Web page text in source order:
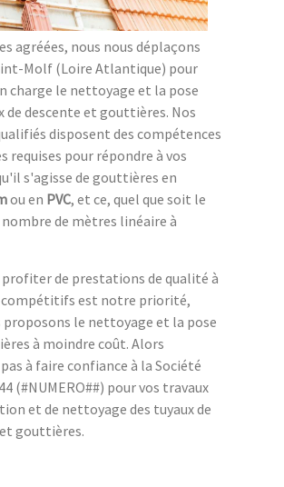
agréées, nous nous déplaçons
Molf (Loire Atlantique) pour
charge le nettoyage et la pose
de descente et gouttières. Nos
disposent des compétences
requises pour répondre à vos
s'agisse de gouttières en
ou en PVC, et ce, quel que soit le
de mètres linéaire à
profiter de prestations de qualité à
est notre priorité,
proposons le nettoyage et la pose
à moindre coût. Alors
à faire confiance à la Société
(#NUMERO##) pour vos travaux
et de nettoyage des tuyaux de
gouttières.